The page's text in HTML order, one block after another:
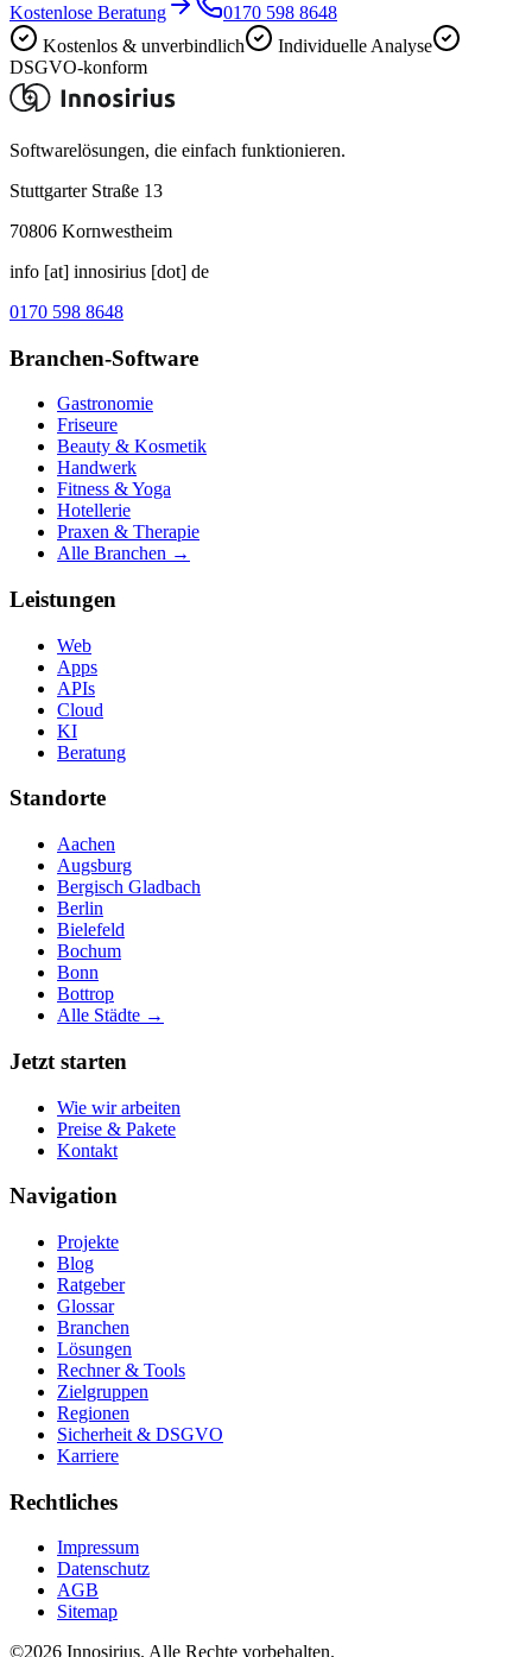
Kostenlose Beratung
0170 598 8648
Kostenlos & unverbindlich
Individuelle Analyse
DSGVO-konform
Softwarelösungen, die einfach funktionieren.
Stuttgarter Straße 13
70806 Kornwestheim
info [at] innosirius [dot] de
0170 598 8648
Branchen-Software
Gastronomie
Friseure
Beauty & Kosmetik
Handwerk
Fitness & Yoga
Hotellerie
Praxen & Therapie
Alle Branchen →
Leistungen
Web
Apps
APIs
Cloud
KI
Beratung
Standorte
Aachen
Augsburg
Bergisch Gladbach
Berlin
Bielefeld
Bochum
Bonn
Bottrop
Alle Städte →
Jetzt starten
Wie wir arbeiten
Preise & Pakete
Kontakt
Navigation
Projekte
Blog
Ratgeber
Glossar
Branchen
Lösungen
Rechner & Tools
Zielgruppen
Regionen
Sicherheit & DSGVO
Karriere
Rechtliches
Impressum
Datenschutz
AGB
Sitemap
©2026 Innosirius. Alle Rechte vorbehalten.